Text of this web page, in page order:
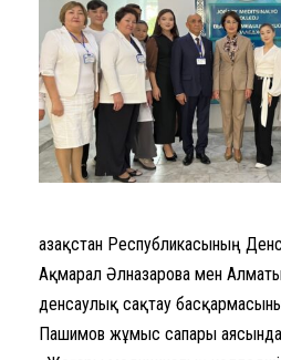
Қазақстан Республикасының
Ақмарал Әлназарова мен
денсаулық сақтау
Пашимов жұмыс сапары